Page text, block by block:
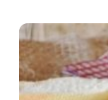
finns...